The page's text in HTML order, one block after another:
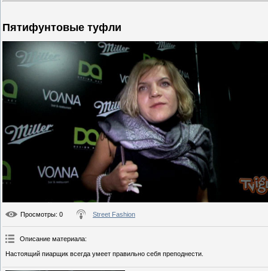
Пятифунтовые туфли
Просмотры: 0 Street Fashion
Описание материала:
Настоящий пиарщик всегда умеет правильно себя преподнести.